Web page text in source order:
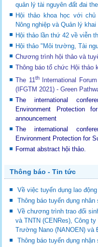
quản lý tài nguyên đất đai
Hội thảo khoa học với chủ
Nông nghiệp và Quản lý
Hội thảo lần thứ 42 về viễn
Hội thảo "Môi trường, Tài
Chương trình hội thảo và
Thông báo tổ chức Hội thảo
The 11thInternational Forum
(IFGTM 2021) - Green
The international
Environment Protection
announcement
The international
Environment Protection for
Format abstract hội thảo.
Thông báo - Tin tức
Về việc tuyển dụng lao
Thông báo tuyển dụng nhân
Về chương trình trao đổi
và TNTN (CENRes), Công
Trường Nano (NANOEN) và
Thông báo tuyển dụng